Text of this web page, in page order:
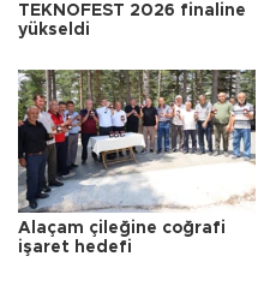
TEKNOFEST 2026 finaline
yükseldi
Alaçam çileğine coğrafi
işaret hedefi